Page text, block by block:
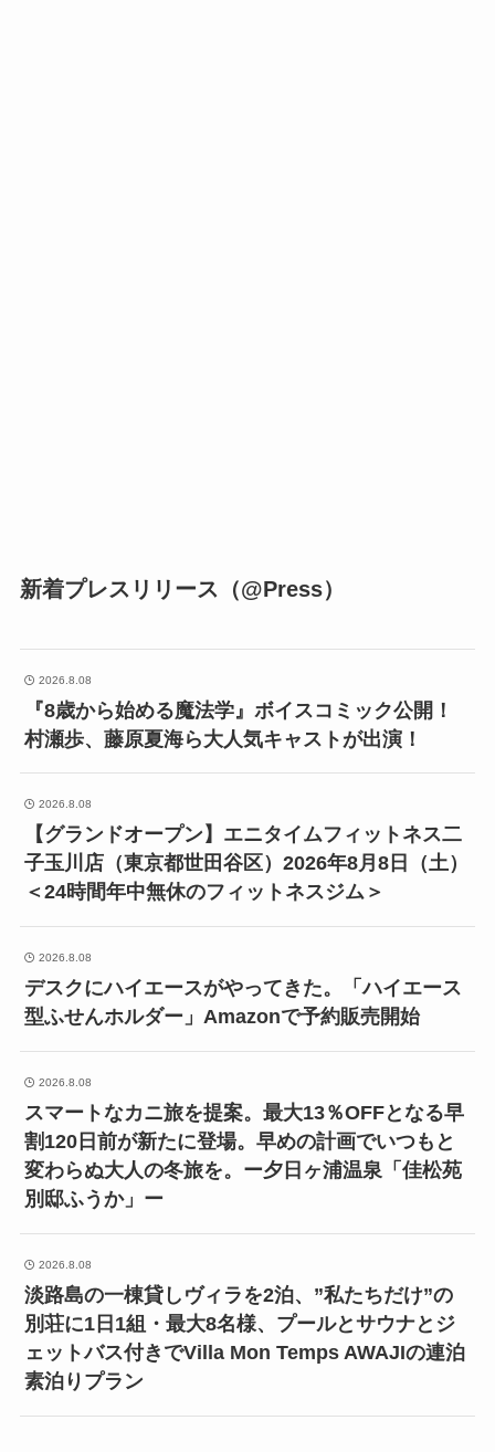
新着プレスリリース（@Press）
2026.8.08
『8歳から始める魔法学』ボイスコミック公開！
村瀬歩、藤原夏海ら大人気キャストが出演！
2026.8.08
【グランドオープン】エニタイムフィットネス二
子玉川店（東京都世田谷区）2026年8月8日（土）
＜24時間年中無休のフィットネスジム＞
2026.8.08
デスクにハイエースがやってきた。「ハイエース
型ふせんホルダー」Amazonで予約販売開始
2026.8.08
スマートなカニ旅を提案。最大13％OFFとなる早
割120日前が新たに登場。早めの計画でいつもと
変わらぬ大人の冬旅を。ー夕日ヶ浦温泉「佳松苑
別邸ふうか」ー
2026.8.08
淡路島の一棟貸しヴィラを2泊、”私たちだけ”の
別荘に1日1組・最大8名様、プールとサウナとジ
ェットバス付きでVilla Mon Temps AWAJIの連泊
素泊りプラン